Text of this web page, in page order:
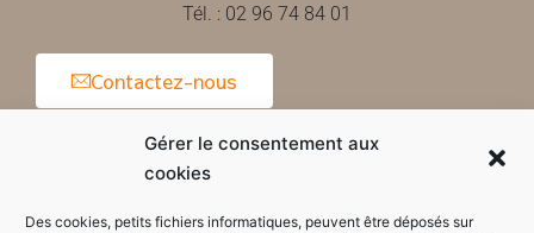
Gérer le consentement aux
cookies
Des cookies, petits fichiers informatiques, peuvent être déposés sur
Tél. : 02 96 74 84 01
Contactez-nous
Horaires d'ouverture de la mairie